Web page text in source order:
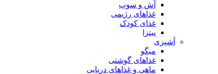
آش و سوپ
غذاهای رژیمی
غذای کودک
پیتزا
آشپزی
میگو
غذاهای گوشتی
ماهی و غذاهای دریایی